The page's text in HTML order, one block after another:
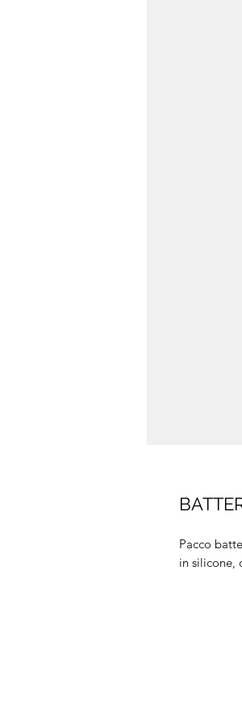
Pacco
in silicone,